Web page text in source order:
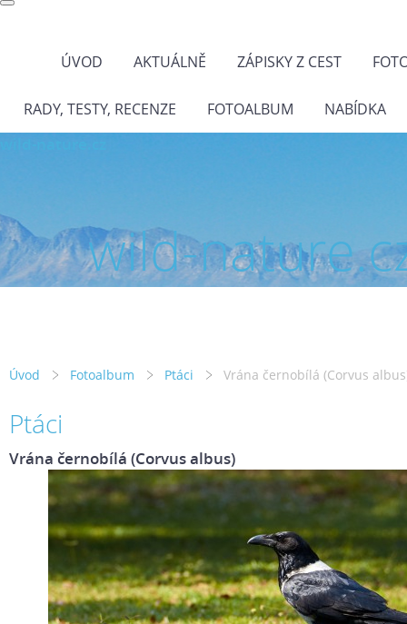
ÚVOD AKTUÁLNĚ ZÁPISKY Z CEST
RADY, TESTY, RECENZE FOTOALBUM NABÍDKA
wild-
Úvod Fotoalbum Ptáci Vrána černobílá (Corvus
Ptáci
Vrána černobílá (Corvus albus)